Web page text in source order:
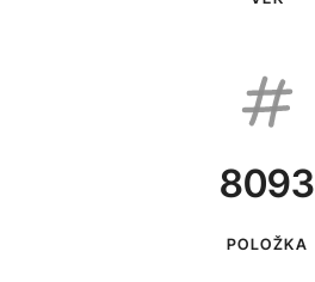
8093
POLOŽKA